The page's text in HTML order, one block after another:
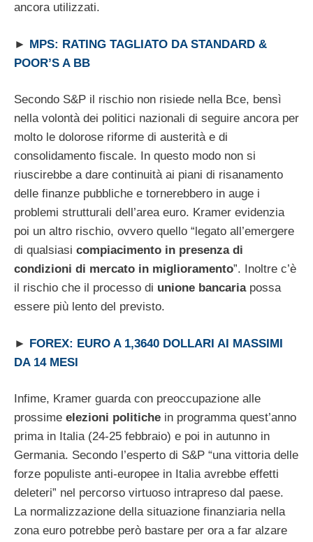
ancora utilizzati.
► MPS: RATING TAGLIATO DA STANDARD &
POOR’S A BB
Secondo S&P il rischio non risiede nella Bce, bensì
nella volontà dei politici nazionali di seguire ancora per
molto le dolorose riforme di austerità e di
consolidamento fiscale. In questo modo non si
riuscirebbe a dare continuità ai piani di risanamento
delle finanze pubbliche e tornerebbero in auge i
problemi strutturali dell’area euro. Kramer evidenzia
poi un altro rischio, ovvero quello “legato all’emergere
di qualsiasi compiacimento in presenza di
condizioni di mercato in miglioramento”. Inoltre c’è
il rischio che il processo di unione bancaria possa
essere più lento del previsto.
► FOREX: EURO A 1,3640 DOLLARI AI MASSIMI
DA 14 MESI
Infime, Kramer guarda con preoccupazione alle
prossime elezioni politiche in programma quest’anno
prima in Italia (24-25 febbraio) e poi in autunno in
Germania. Secondo l’esperto di S&P “una vittoria delle
forze populiste anti-europee in Italia avrebbe effetti
deleteri” nel percorso virtuoso intrapreso dal paese.
La normalizzazione della situazione finanziaria nella
zona euro potrebbe però bastare per ora a far alzare